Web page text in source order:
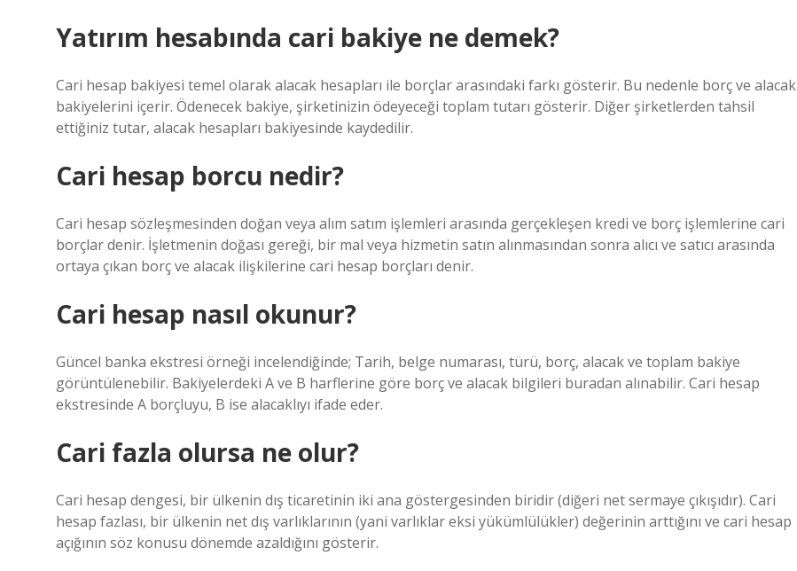
Yatırım hesabında cari bakiye ne demek?
Cari hesap bakiyesi temel olarak alacak hesapları ile borçlar arasındaki farkı gösterir. Bu nedenle borç ve alacak
bakiyelerini içerir. Ödenecek bakiye, şirketinizin ödeyeceği toplam tutarı gösterir. Diğer şirketlerden tahsil
ettiğiniz tutar, alacak hesapları bakiyesinde kaydedilir.
Cari hesap borcu nedir?
Cari hesap sözleşmesinden doğan veya alım satım işlemleri arasında gerçekleşen kredi ve borç işlemlerine cari
borçlar denir. İşletmenin doğası gereği, bir mal veya hizmetin satın alınmasından sonra alıcı ve satıcı arasında
ortaya çıkan borç ve alacak ilişkilerine cari hesap borçları denir.
Cari hesap nasıl okunur?
Güncel banka ekstresi örneği incelendiğinde; Tarih, belge numarası, türü, borç, alacak ve toplam bakiye
görüntülenebilir. Bakiyelerdeki A ve B harflerine göre borç ve alacak bilgileri buradan alınabilir. Cari hesap
ekstresinde A borçluyu, B ise alacaklıyı ifade eder.
Cari fazla olursa ne olur?
Cari hesap dengesi, bir ülkenin dış ticaretinin iki ana göstergesinden biridir (diğeri net sermaye çıkışıdır). Cari
hesap fazlası, bir ülkenin net dış varlıklarının (yani varlıklar eksi yükümlülükler) değerinin arttığını ve cari hesap
açığının söz konusu dönemde azaldığını gösterir.